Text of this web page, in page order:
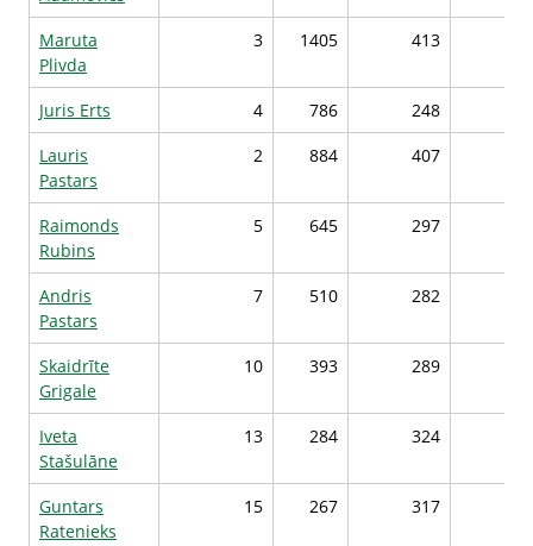
Maruta
Plivda
3 1405 413
Juris Erts 4 786 248
Lauris
Pastars
2 884 407
Raimonds
Rubins
5 645 297
Andris
Pastars
7 510 282
Skaidrīte
Grigale
10 393 289
Iveta
Stašulāne
13 284 324
Guntars
Ratenieks
15 267 317